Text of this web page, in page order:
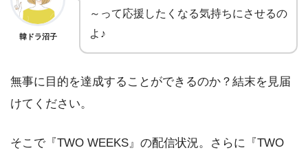
韓ドラ沼子
～って応援したくなる気持ちにさせるの
よ♪
無事に目的を達成することができるのか？結末を見届
けてください。
そこで『TWO WEEKS』の配信状況。さらに『TWO